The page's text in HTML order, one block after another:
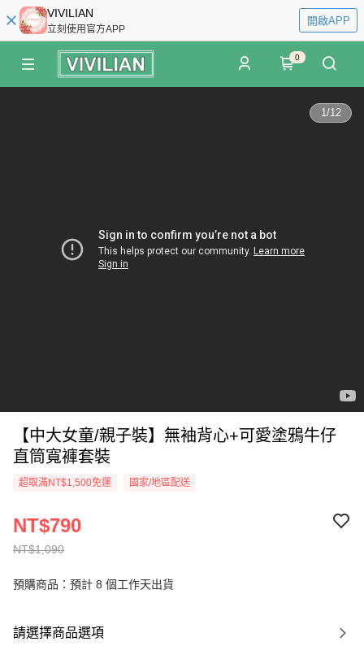
VIVILIAN
立刻使用官方APP
開啟APP
0
1/12
【中大女童/親子裝】無袖背心+可愛塗鴉牛仔
直筒寬褲套裝
超取滿NT$1,500免運 國家/地區配送
NT$1,090
NT$790
預購商品：預計 8 個工作天出貨
請選擇商品選項